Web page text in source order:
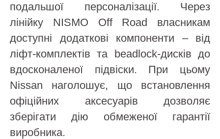
подальшої персоналізації. Через
лінійку NISMO Off Road власникам
доступні додаткові компоненти – від
ліфт-комплектів та beadlock-дисків до
вдосконаленої підвіски. При цьому
Nissan наголошує, що встановлення
офіційних аксесуарів дозволяє
зберігати дію обмеженої гарантії
виробника.